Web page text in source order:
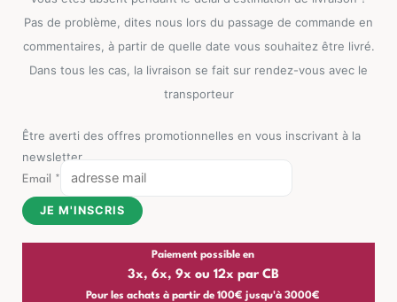
Pas de problème, dites nous lors du passage de commande en
commentaires, à partir de quelle date vous souhaitez être livré.
Dans tous les cas, la livraison se fait sur rendez-vous avec le
transporteur
Être averti des offres promotionnelles en vous inscrivant à la
newsletter
Email *
JE M'INSCRIS
Paiement possible en
3x, 6x, 9x ou 12x par CB
Pour les achats à partir de 100€ jusqu'à 3000€